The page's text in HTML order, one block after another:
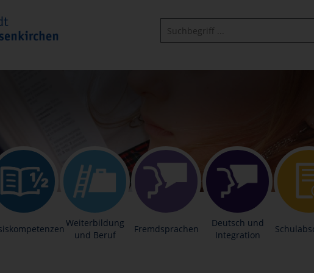
Weiterbildung
und Beruf
Fremdsprachen
Deutsch und
Integration